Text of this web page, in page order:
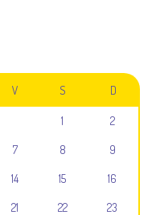
V S D
1 2
7 8 9
14 15 16
21 22 23